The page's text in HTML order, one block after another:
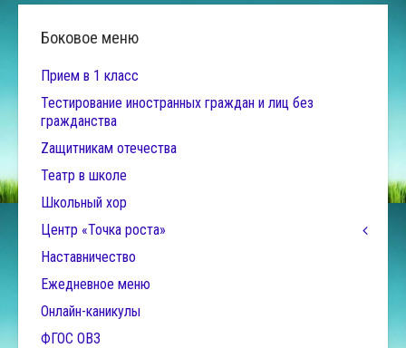
Боковое меню
Прием в 1 класс
Тестирование иностранных граждан и лиц без
гражданства
Zащитникам отечества
Театр в школе
Школьный хор
Центр «Точка роста»
Наставничество
Ежедневное меню
Онлайн-каникулы
ФГОС ОВЗ